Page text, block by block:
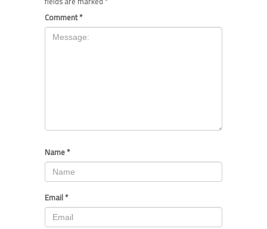
Comment*
Name*
Email*